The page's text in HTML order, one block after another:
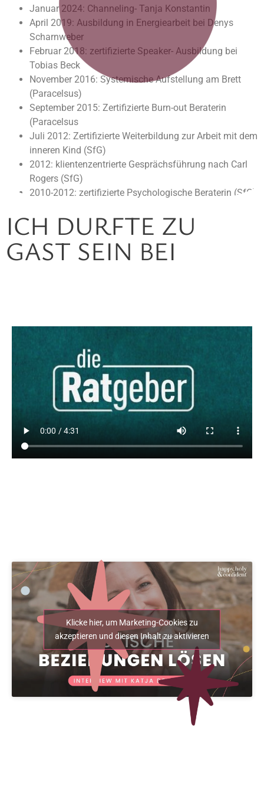
Januar 2024: Channeling- Tanja Konstantin
April 2019: Ausbildung in Energiearbeit bei Denys
Scharnweber
Februar 2018: zertifizierte Speaker- Ausbildung bei
Tobias Beck
November 2016: Systemische Aufstellung am Brett
(Paracelsus)
September 2015: Zertifizierte Burn-out Beraterin
(Paracelsus
Juli 2012: Zertifizierte Weiterbildung zur Arbeit mit dem
inneren Kind (SfG)
2012: klientenzentrierte Gesprächsführung nach Carl
Rogers (SfG)
2010-2012: zertifizierte Psychologische Beraterin (SfG)
ICH DURFTE ZU
GAST SEIN BEI
Klicke hier, um Marketing-Cookies zu
akzeptieren und diesen Inhalt zu aktivieren